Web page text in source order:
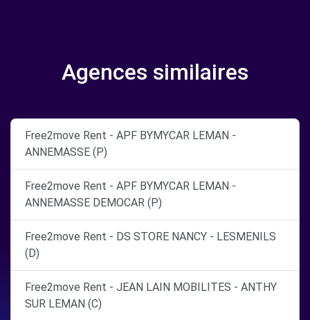
Agences similaires
Free2move Rent - APF BYMYCAR LEMAN -
ANNEMASSE (P)
Free2move Rent - APF BYMYCAR LEMAN -
ANNEMASSE DEMOCAR (P)
Free2move Rent - DS STORE NANCY - LESMENILS
(D)
Free2move Rent - JEAN LAIN MOBILITES - ANTHY
SUR LEMAN (C)